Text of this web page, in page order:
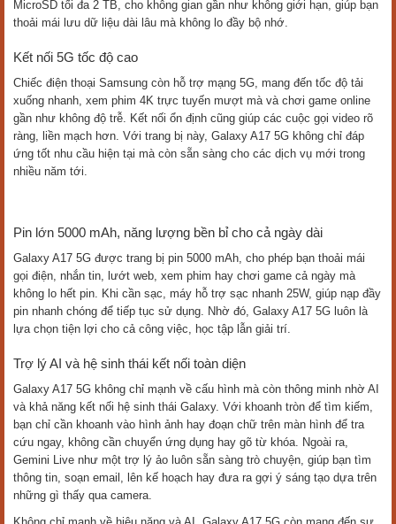
Hiệu năng mượt mà, đa nhiệm dễ dàng
độ lên đến 2.4 GHz, mang đến hiệu năng ổn định cho các tác vụ hằng
ngày như lướt web, xem phim hay chơi game phổ biến. Máy đi kèm
RAM 8 GB, giúp đa nhiệm mượt mà, cho phép chuyển đổi giữa nhiều
ứng dụng mà không lo giật lag.
Về lưu trữ, thiết bị có bộ nhớ trong 128 GB, đáp ứng tốt nhu cầu lưu
MicroSD tối đa 2 TB, cho không gian gần như không giới hạn, giúp bạn
thoải mái lưu dữ liệu dài lâu mà không lo đầy bộ nhớ.
Kết nối 5G tốc độ cao
Chiếc điện thoại Samsung còn hỗ trợ mạng 5G, mang đến tốc độ tải
xuống nhanh, xem phim 4K trực tuyến mượt mà và chơi game online